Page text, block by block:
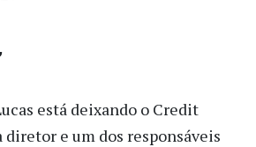
está deixando o Credit
diretor e um dos responsáveis